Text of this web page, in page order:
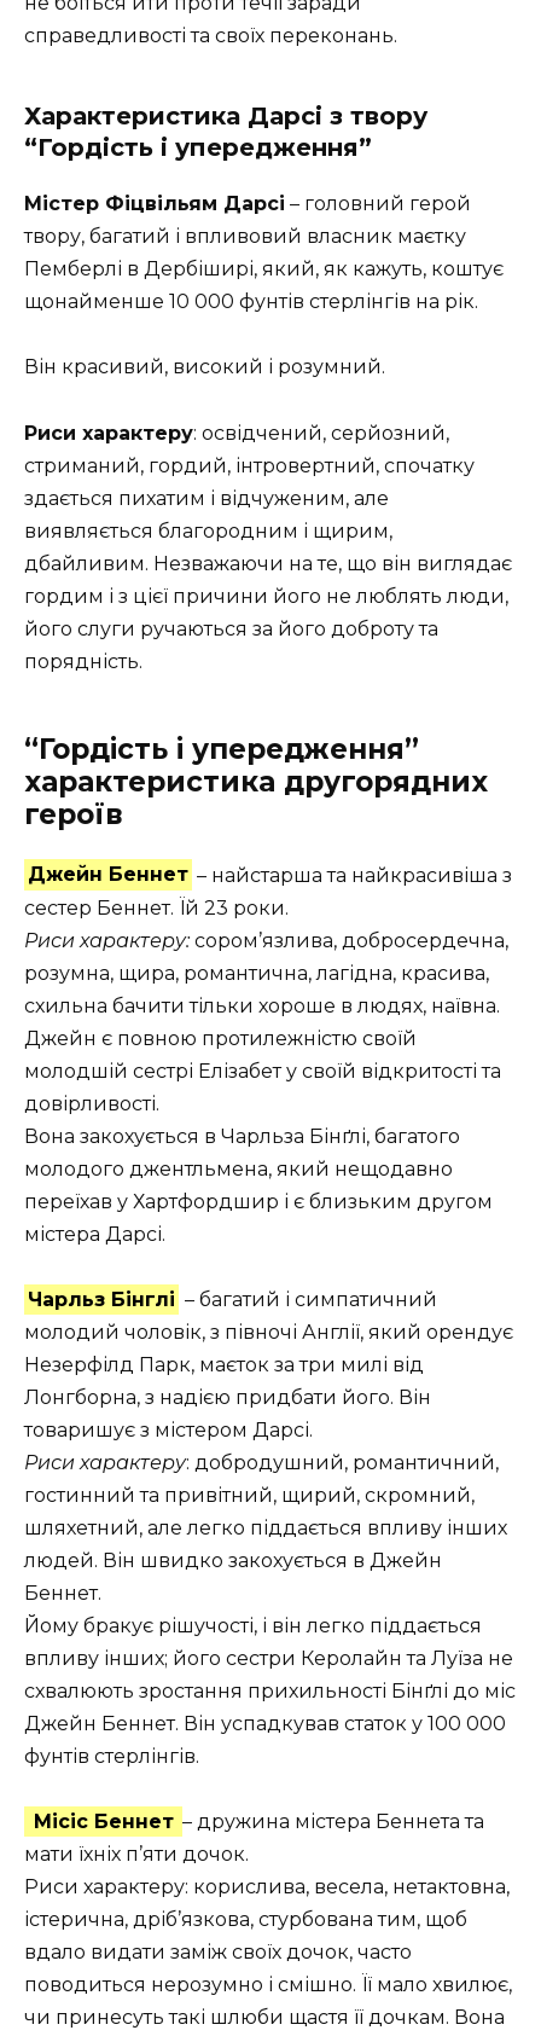
справедливості та своїх переконань.
Характеристика Дарсі з твору
“Гордість і упередження”
Містер Фіцвільям Дарсі – головний герой
твору, багатий і впливовий власник маєтку
Пемберлі в Дербіширі, який, як кажуть, коштує
щонайменше 10 000 фунтів стерлінгів на рік.
Він красивий, високий і розумний.
Риси характеру: освідчений, серйозний,
стриманий, гордий, інтровертний, спочатку
здається пихатим і відчуженим, але
виявляється благородним і щирим,
дбайливим. Незважаючи на те, що він виглядає
гордим і з цієї причини його не люблять люди,
його слуги ручаються за його доброту та
порядність.
“Гордість і упередження”
характеристика другорядних
героїв
Джейн Беннет – найстарша та найкрасивіша з
сестер Беннет. Їй 23 роки.
Риси характеру:сором’язлива, добросердечна,
розумна, щира, романтична, лагідна, красива,
схильна бачити тільки хороше в людях, наївна.
Джейн є повною протилежністю своїй
молодшій сестрі Елізабет у своїй відкритості та
довірливості.
Вона закохується в Чарльза Бінґлі, багатого
молодого джентльмена, який нещодавно
переїхав у Хартфордшир і є близьким другом
містера Дарсі.
Чарльз Бінглі – багатий і симпатичний
молодий чоловік, з півночі Англії, який орендує
Незерфілд Парк, маєток за три милі від
Лонгборна, з надією придбати його. Він
товаришує з містером Дарсі.
Риси характеру: добродушний, романтичний,
гостинний та привітний, щирий, скромний,
шляхетний, але легко піддається впливу інших
людей. Він швидко закохується в Джейн
Беннет.
Йому бракує рішучості, і він легко піддається
впливу інших; його сестри Керолайн та Луїза не
схвалюють зростання прихильності Бінґлі до міс
Джейн Беннет. Він успадкував статок у 100 000
фунтів стерлінгів.
Місіс Беннет – дружина містера Беннета та
мати їхніх п’яти дочок.
Риси характеру: корислива, весела, нетактовна,
істерична, дріб’язкова, стурбована тим, щоб
вдало видати заміж своїх дочок, часто
поводиться нерозумно і смішно. Її мало хвилює,
чи принесуть такі шлюби щастя її дочкам. Вона